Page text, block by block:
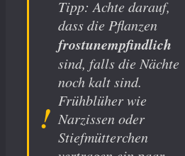
Tipp: Achte darauf,
dass die Pflanzen
frostunempfindlich
sind, falls die Nächte
noch kalt sind.
Frühblüher wie
Narzissen oder
Stiefmütterchen